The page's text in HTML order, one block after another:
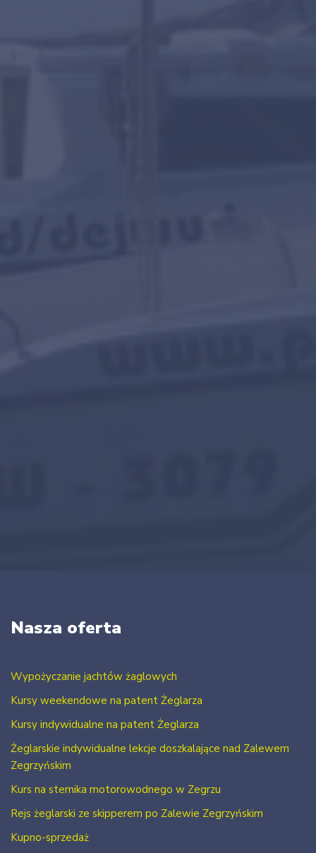
Nasza oferta
Wypożyczanie jachtów żaglowych
Kursy weekendowe na patent Żeglarza
Kursy indywidualne na patent Żeglarza
Żeglarskie indywidualne lekcje doszkalające nad Zalewem
Zegrzyńskim
Kurs na sternika motorowodnego w Zegrzu
Rejs żeglarski ze skipperem po Zalewie Zegrzyńskim
Kupno-sprzedaż